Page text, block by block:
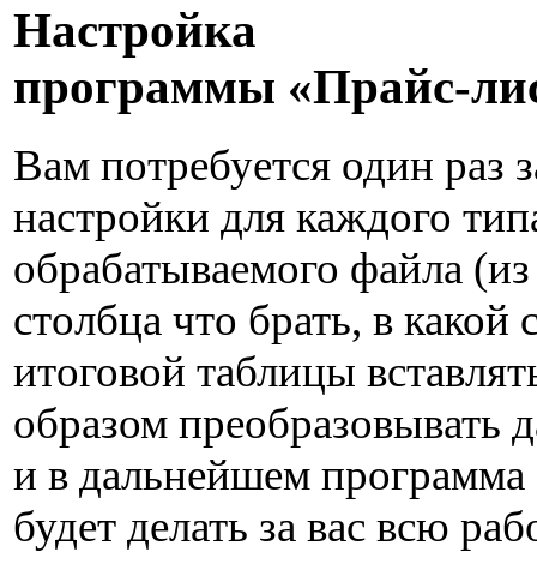
Настройка
программы «Прайс-
Вам потребуется один раз
настройки для каждого
обрабатываемого файла (из
столбца что брать, в какой
итоговой таблицы
образом
и в дальнейшем программа
будет делать за вас всю